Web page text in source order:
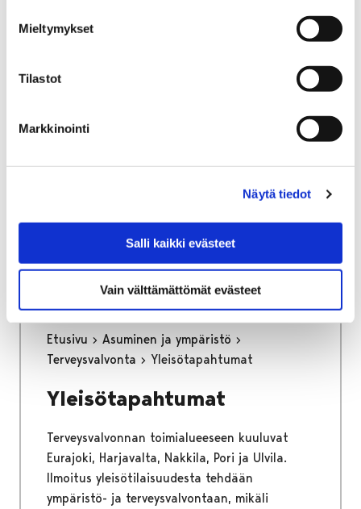
Mieltymykset
Tilastot
Markkinointi
Näytä tiedot
Salli kaikki evästeet
Vain välttämättömät evästeet
Liikenneverkkosuunnittelu
Porin keskustan liikenneverkkosuunnitelma on
Työssä määritetään kaikkien liikennemuotojen
aikajänteen ohjenuorana katujen
liikenneverkkosuunnitelman loppuraportin
Etusivu
Asuminen ja ympäristö
Terveysvalvonta
Yleisötapahtumat
Yleisötapahtumat
Terveysvalvonnan toimialueeseen kuuluvat
Eurajoki, Harjavalta, Nakkila, Pori ja Ulvila.
Ilmoitus yleisötilaisuudesta tehdään
ympäristö- ja terveysvalvontaan, mikäli